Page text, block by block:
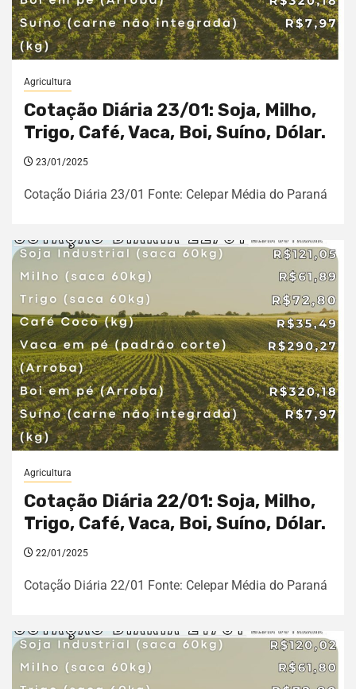
Agricultura
Cotação Diária 23/01: Soja, Milho,
Trigo, Café, Vaca, Boi, Suíno, Dólar.
23/01/2025
Cotação Diária 23/01 Fonte: Celepar Média do Paraná
Agricultura
Cotação Diária 22/01: Soja, Milho,
Trigo, Café, Vaca, Boi, Suíno, Dólar.
22/01/2025
Cotação Diária 22/01 Fonte: Celepar Média do Paraná